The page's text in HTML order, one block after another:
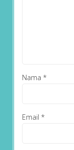
Nama *
Email *